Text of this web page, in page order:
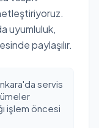
uyumluluk,
paylaşılır.
servis
işlem öncesi